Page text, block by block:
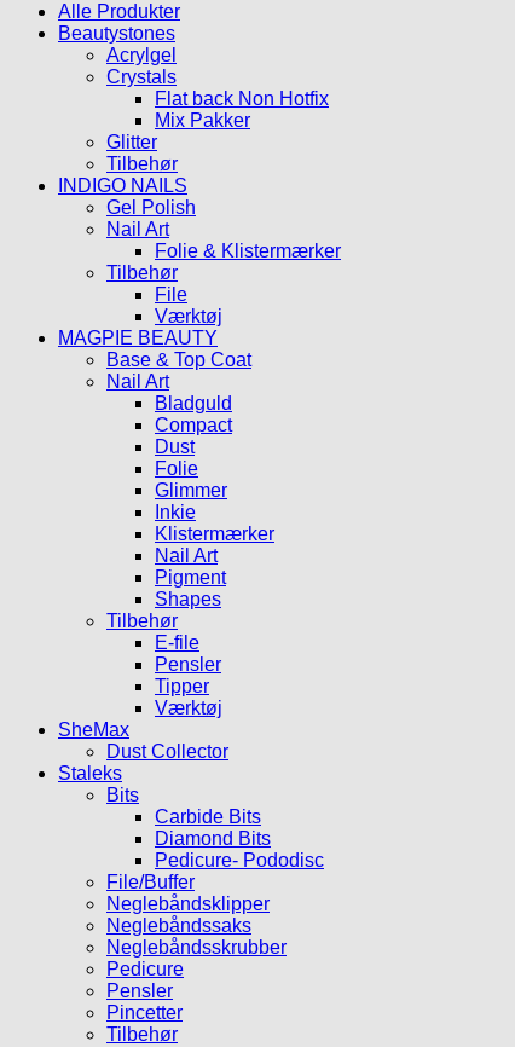
Alle Produkter
Beautystones
Acrylgel
Crystals
Flat back Non Hotfix
Mix Pakker
Glitter
Tilbehør
INDIGO NAILS
Gel Polish
Nail Art
Folie & Klistermærker
Tilbehør
File
Værktøj
MAGPIE BEAUTY
Base & Top Coat
Nail Art
Bladguld
Compact
Dust
Folie
Glimmer
Inkie
Klistermærker
Nail Art
Pigment
Shapes
Tilbehør
E-file
Pensler
Tipper
Værktøj
SheMax
Dust Collector
Staleks
Bits
Carbide Bits
Diamond Bits
Pedicure- Pododisc
File/Buffer
Neglebåndsklipper
Neglebåndssaks
Neglebåndsskrubber
Pedicure
Pensler
Pincetter
Tilbehør